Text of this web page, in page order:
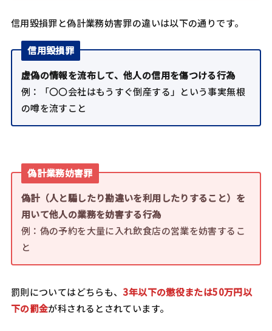
信用毀損罪と偽計業務妨害罪の違いは以下の通りです。
信用毀損罪
虚偽の情報を流布して、他人の信用を傷つける行為
例：「〇〇会社はもうすぐ倒産する」という事実無根
の噂を流すこと
偽計業務妨害罪
偽計（人と騙したり勘違いを利用したりすること）を
用いて他人の業務を妨害する行為
例：偽の予約を大量に入れ飲食店の営業を妨害するこ
と
罰則についてはどちらも、 3年以下の懲役または50万円以
下の罰金が科されるとされています。